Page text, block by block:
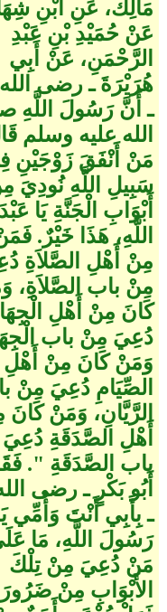
مَالِكٌ، عَنِ ابْنِ
عَنْ حُمَيْدِ بْنِ عَبْدِ
الرَّحْمَنِ، عَنْ أَبِي
هُرَيْرَةَ ـ رضى
ـ أَنَّ رَسُولَ اللَّهِ
الله عليه وسلم
مَنْ أَنْفَقَ زَوْجَيْنِ
سَبِيلِ اللَّهِ نُودِيَ
أَبْوَابِ الْجَنَّةِ يَا عَبْدَ
اللَّهِ، هَذَا خَيْرٌ‏.‏
مِنْ أَهْلِ الصَّلاَةِ
مِنْ باب الصَّلاَةِ،
كَانَ مِنْ أَهْلِ
دُعِيَ مِنْ باب
وَمَنْ كَانَ مِنْ أَهْلِ
الصِّيَامِ دُعِيَ مِنْ
الرَّيَّانِ، وَمَنْ
أَهْلِ الصَّدَقَةِ
باب الصَّدَقَةِ ‏"‏‏.‏
أَبُو بَكْرٍ ـ رضى
ـ بِأَبِي أَنْتَ وَأُمِّي
رَسُولَ اللَّهِ، مَا
مَنْ دُعِيَ مِنْ تِلْكَ
الأَبْوَابِ مِنْ